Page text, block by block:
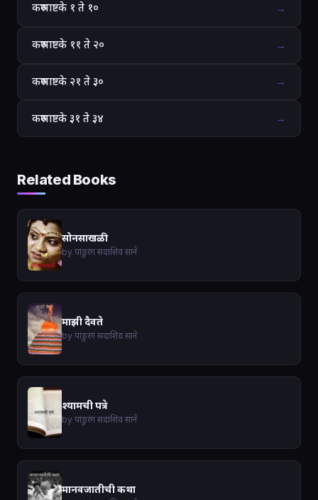
करुणाष्टके १ ते १० →
करुणाष्टके ११ ते २० →
करुणाष्टके २१ ते ३० →
करुणाष्टके ३१ ते ३४ →
Related Books
सोनसाखळी
by पांडुरंग सदाशिव साने
माझी दैवते
by पांडुरंग सदाशिव साने
श्यामची पत्रे
by पांडुरंग सदाशिव साने
मानवजातीची कथा